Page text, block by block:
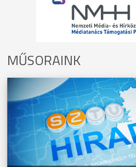
MŰSORAINK